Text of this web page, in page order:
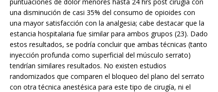
una disminución de casi 35% del consumo de opioides con
una mayor satisfacción con la analgesia; cabe destacar que la
estancia hospitalaria fue similar para ambos grupos (23). Dado
estos resultados, se podría concluir que ambas técnicas (tanto
inyección profunda como superficial del músculo serrato)
tendrían similares resultados. No existen estudios
randomizados que comparen el bloqueo del plano del serrato
con otra técnica anestésica para este tipo de cirugía, ni el